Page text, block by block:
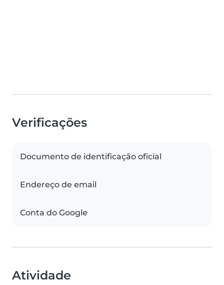
Verificações
Documento de identificação oficial
Endereço de email
Conta do Google
Atividade